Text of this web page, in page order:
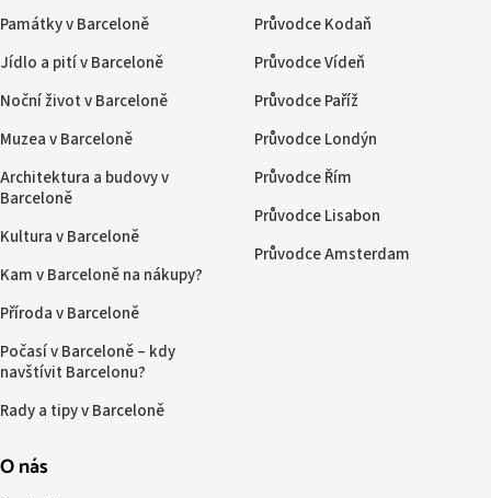
Památky v Barceloně
Jídlo a pití v Barceloně
Noční život v Barceloně
Muzea v Barceloně
Architektura a budovy v
Barceloně
Kultura v Barceloně
Kam v Barceloně na nákupy?
Příroda v Barceloně
Počasí v Barceloně – kdy
navštívit Barcelonu?
Rady a tipy v Barceloně
Průvodce Kodaň
Průvodce Vídeň
Průvodce Paříž
Průvodce Londýn
Průvodce Řím
Průvodce Lisabon
Průvodce Amsterdam
O nás